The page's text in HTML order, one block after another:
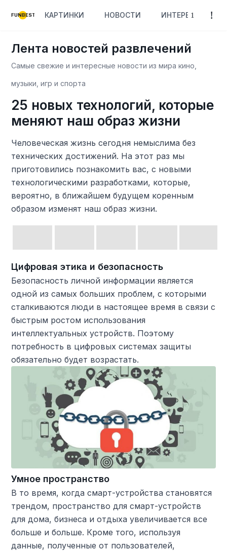
FUNBEST КАРТИНКИ НОВОСТИ ИНТЕРЕСНОЕ
Лента новостей развлечений
Самые свежие и интересные новости из мира кино,
музыки, игр и спорта
25 новых технологий, которые
меняют наш образ жизни
Человеческая жизнь сегодня немыслима без
технических достижений. На этот раз мы
приготовились познакомить вас, с новыми
технологическими разработками, которые,
вероятно, в ближайшем будущем коренным
образом изменят наш образ жизни.
Цифровая этика и безопасность
Безопасность личной информации является
одной из самых больших проблем, с которыми
сталкиваются люди в настоящее время в связи с
быстрым ростом использования
интеллектуальных устройств. Поэтому
потребность в цифровых системах защиты
обязательно будет возрастать.
Умное пространство
В то время, когда смарт-устройства становятся
трендом, пространство для смарт-устройств
для дома, бизнеса и отдыха увеличивается все
больше и больше. Кроме того, используя
данные, полученные от пользователей,